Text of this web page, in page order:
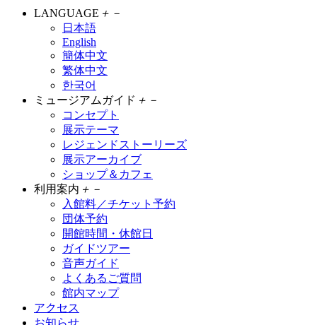
LANGUAGE ＋ －
日本語
English
簡体中文
繁体中文
한국어
ミュージアムガイド ＋ －
コンセプト
展示テーマ
レジェンドストーリーズ
展示アーカイブ
ショップ＆カフェ
利用案内 ＋ －
入館料／チケット予約
団体予約
開館時間・休館日
ガイドツアー
音声ガイド
よくあるご質問
館内マップ
アクセス